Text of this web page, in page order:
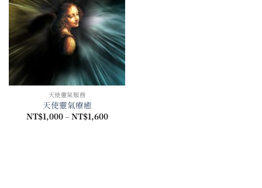
天使靈氣服務
天使靈氣療癒
NT$1,000– NT$1,600價
格